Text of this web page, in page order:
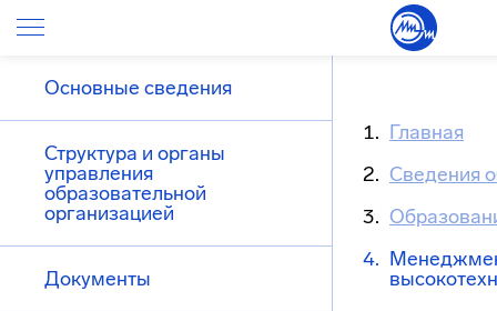
Основные сведения
Структура и органы
управления
образовательной
организацией
Документы
Главная
Сведения